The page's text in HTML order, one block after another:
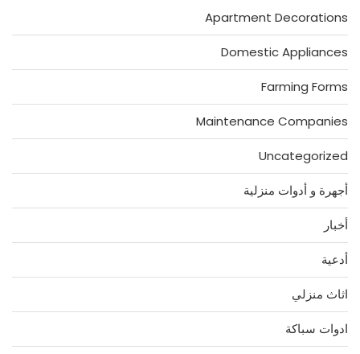
Apartment Decorations
Domestic Appliances
Farming Forms
Maintenance Companies
Uncategorized
أجهرة و أدوات منزلية
أخبار
أدعية
اثاث منزلي
ادوات سباكة